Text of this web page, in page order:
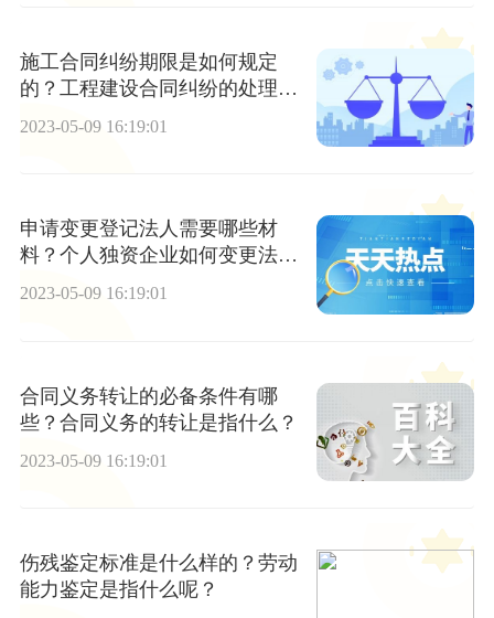
施工合同纠纷期限是如何规定
的？工程建设合同纠纷的处理方
2023-05-09 16:19:01
申请变更登记法人需要哪些材
料？个人独资企业如何变更法
人？
2023-05-09 16:19:01
合同义务转让的必备条件有哪
些？合同义务的转让是指什么？
2023-05-09 16:19:01
伤残鉴定标准是什么样的？劳动
能力鉴定是指什么呢？